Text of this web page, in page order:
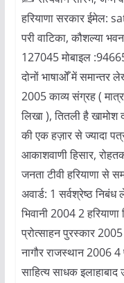
हरियाणा सरकार ईमेल:
परी वाटिका, कौशल्या
127045 मोबाइल
दोनों भाषाओँ में समान्तर
2005 काव्य संग्रह (
लिखा ), तितली है खामोश
की एक हज़ार से ज्यादा
आकाशवाणी हिसार,
जनता टीवी हरियाणा से
अवार्ड: 1 सर्वश्रेष्ठ निबंध
भिवानी 2004 2 हरियाणा
प्रोत्साहन पुरस्कार
नागौर राजस्थान 2006 4
साहित्य साधक इलाहाबाद